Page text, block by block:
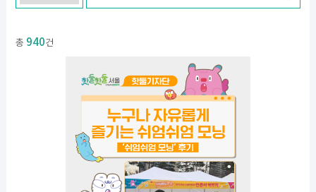
총 940건